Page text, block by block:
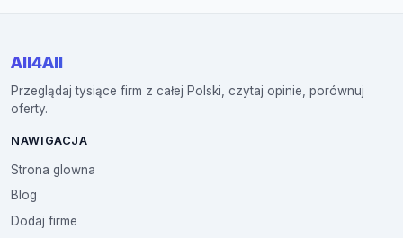
All4All
Przeglądaj tysiące firm z całej Polski, czytaj opinie, porównuj
oferty.
NAWIGACJA
Strona glowna
Blog
Dodaj firme